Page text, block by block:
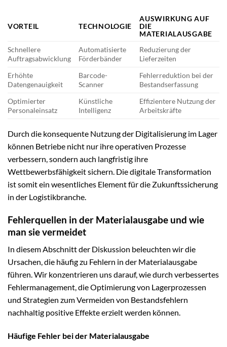
VORTEIL TECHNOLOGIE
AUSWIRKUNG AUF
DIE
MATERIALAUSGABE
Schnellere
Auftragsabwicklung
Automatisierte
Förderbänder
Reduzierung der
Lieferzeiten
Erhöhte
Datengenauigkeit
Barcode-
Scanner
Fehlerreduktion bei der
Bestandserfassung
Optimierter
Personaleinsatz
Künstliche
Intelligenz
Effizientere Nutzung der
Arbeitskräfte
Durch die konsequente Nutzung der Digitalisierung im Lager
können Betriebe nicht nur ihre operativen Prozesse
verbessern, sondern auch langfristig ihre
Wettbewerbsfähigkeit sichern. Die digitale Transformation
ist somit ein wesentliches Element für die Zukunftssicherung
in der Logistikbranche.
Fehlerquellen in der Materialausgabe und wie
man sie vermeidet
In diesem Abschnitt der Diskussion beleuchten wir die
Ursachen, die häufig zu Fehlern in der Materialausgabe
führen. Wir konzentrieren uns darauf, wie durch verbessertes
Fehlermanagement, die Optimierung von Lagerprozessen
und Strategien zum Vermeiden von Bestandsfehlern
nachhaltig positive Effekte erzielt werden können.
Häufige Fehler bei der Materialausgabe